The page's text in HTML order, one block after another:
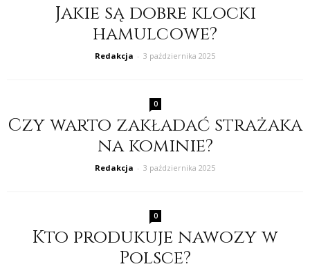
Jakie są dobre klocki
hamulcowe?
Redakcja - 3 października 2025
0
Czy warto zakładać strażaka
na kominie?
Redakcja - 3 października 2025
0
Kto produkuje nawozy w
Polsce?